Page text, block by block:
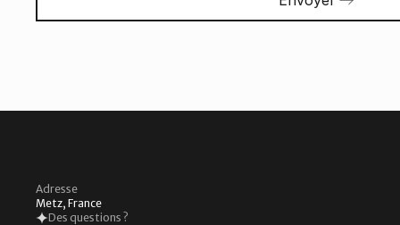
Adresse
Metz, France
Des questions ?